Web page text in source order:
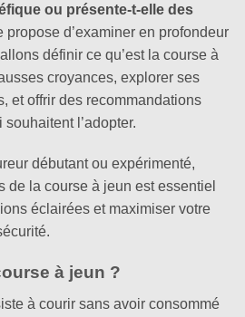
ou présente-t-elle des
propose d’examiner en profondeur
définir ce qu’est la course à
croyances, explorer ses
et offrir des recommandations
l’adopter.
débutant ou expérimenté,
de la course à jeun est essentiel
éclairées et maximiser votre
à jeun ?
à courir sans avoir consommé